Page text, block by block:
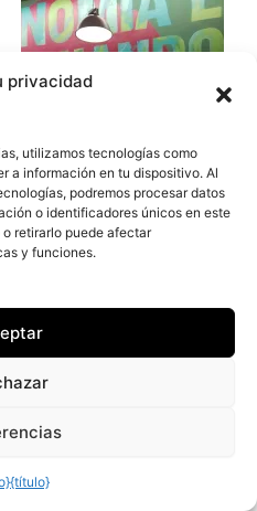
privacidad
utilizamos tecnologías como
a información en tu dispositivo. Al
podremos procesar datos
o identificadores únicos en este
retirarlo puede afectar
y funciones.
{título}